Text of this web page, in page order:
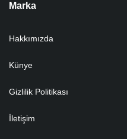
Marka
Hakkımızda
Künye
Gizlilik Politikası
İletişim